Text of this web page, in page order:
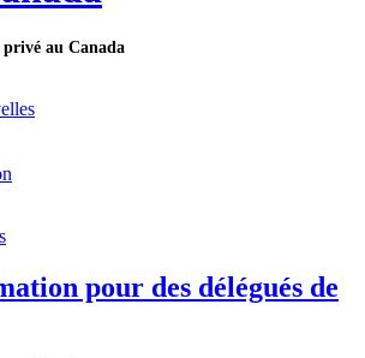
au Canada
pour des délégués de